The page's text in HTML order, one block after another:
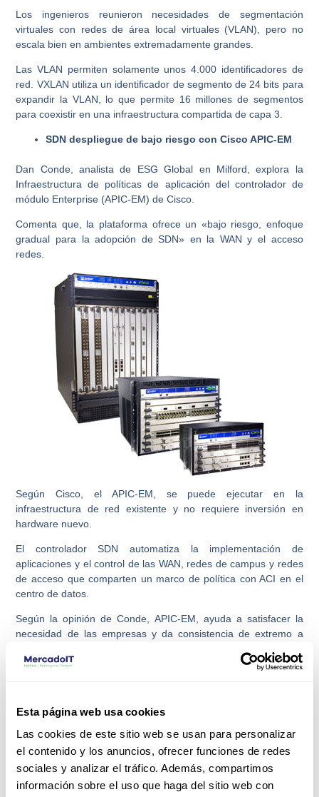
Esta página web usa cookies
Las cookies de este sitio web se usan para personalizar
el contenido y los anuncios, ofrecer funciones de redes
sociales y analizar el tráfico. Además, compartimos
información sobre el uso que haga del sitio web con
Los ingenieros reunieron necesidades de segmentación
virtuales con redes de área local virtuales (VLAN), pero no
escala bien en ambientes extremadamente grandes.
Las VLAN permiten solamente unos 4.000 identificadores de
red. VXLAN utiliza un identificador de segmento de 24 bits para
expandir la VLAN, lo que permite 16 millones de segmentos
para coexistir en una infraestructura compartida de capa 3.
SDN despliegue de bajo riesgo con Cisco APIC-EM
Dan Conde, analista de ESG Global en Milford, explora la
Infraestructura de políticas de aplicación del controlador de
módulo Enterprise (APIC-EM) de Cisco.
Comenta que, la plataforma ofrece un «bajo riesgo, enfoque
gradual para la adopción de SDN» en la WAN y el acceso
redes.
Según Cisco, el APIC-EM, se puede ejecutar en la
infraestructura de red existente y no requiere inversión en
hardware nuevo.
El controlador SDN automatiza la implementación de
aplicaciones y el control de las WAN, redes de campus y redes
de acceso que comparten un marco de política con ACI en el
centro de datos.
Según la opinión de Conde, APIC-EM, ayuda a satisfacer la
necesidad de las empresas y da consistencia de extremo a
la red. Esto conduce a costos más bajos, un aprovisionamiento
más rápido y una mejor escalabilidad.
Definida por software de redes proporcionan a las
organizaciones de TI que desplieguen grandes centros de
datos y aplicaciones complejas con la capacidad de